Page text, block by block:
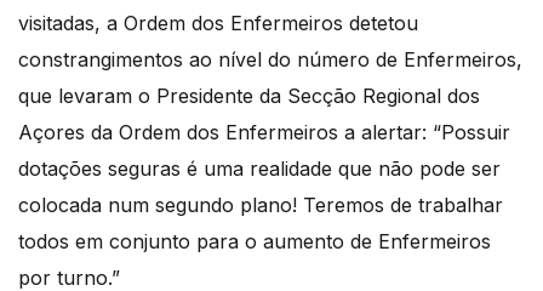
visitadas, a Ordem dos Enfermeiros detetou
constrangimentos ao nível do número de Enfermeiros,
que levaram o Presidente da Secção Regional dos
Açores da Ordem dos Enfermeiros a alertar: “Possuir
dotações seguras é uma realidade que não pode ser
colocada num segundo plano! Teremos de trabalhar
todos em conjunto para o aumento de Enfermeiros
por turno.”